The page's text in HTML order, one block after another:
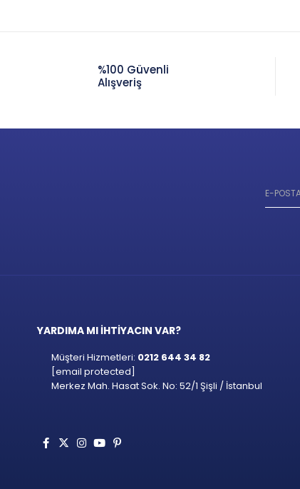
%100 Güvenli
Alışveriş
YARDIMA MI İHTİYACIN VAR?
Müşteri Hizmetleri: 0212 644 34 82
[email protected]
Merkez Mah. Hasat Sok. No: 52/1 Şişli / İstanbul